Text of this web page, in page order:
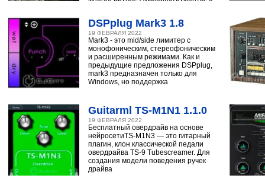
DSPplug Mark3 1.8
19 ФЕВРАЛЯ 2022
Mark3 - это mid/side лимитер с
монофоническим, стереофоническим
и расширенным режимами. Как и
предыдущие предложения DSPplug,
mark3 предназначен только для
Windows, но поддержка
Guitarml TS-M1N1 1.1.0
19 ФЕВРАЛЯ 2022
Бесплатный овердрайв на основе
нейросетиTS-M1N3 — это гитарный
плагин, клон классической педали
овердрайва TS-9 Tubescreamer. Для
создания модели поведения ручек
драйва